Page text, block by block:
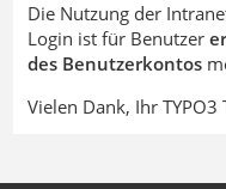
Die Nutzung der
Login ist für Benutzer
des Benutzerkontos
Vielen Dank, Ihr TYPO3